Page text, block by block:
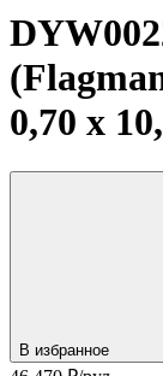
0,70 х
В избранное